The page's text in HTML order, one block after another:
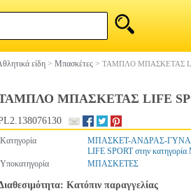
είδη > Μπασκέτες > ΤΑΜΠΛΟ ΜΠΑΣΚΕΤΑΣ
ΜΠΑΣΚΕΤΑΣ LIFE
Κατηγορία ΜΠΑΣΚΕΤ-ΑΝΔΡΑΣ-
LIFE SPORT στην
Υποκατηγορία
ΜΠΑΣΚΕΤΕΣ
Κατόπιν παραγγελίας